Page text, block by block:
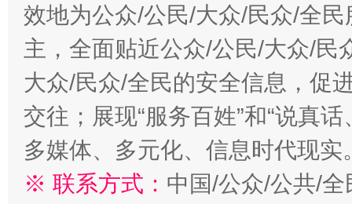
效地为公众/公民/大众/民众/全
主，全面贴近公众/公民/大众/民
大众/民众/全民的安全信息，促
交往；展现“服务百姓”和“说真
多媒体、多元化、信息时代现实
※ 联系方式： 中国/公众/公共/